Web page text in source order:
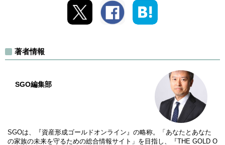
著者情報
SGO編集部
SGOは、『資産形成ゴールドオンライン』の略称。「あなたとあなた
の家族の未来を守るための総合情報サイト」を目指し、『THE GOLD O